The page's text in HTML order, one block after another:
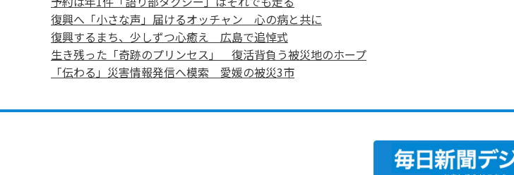
復興へ「小さな声」届けるオッチャン 心の病と共に
復興するまち、少しずつ心癒え 広島で追悼式
生き残った「奇跡のプリンセス」 復活背負う被災地のホープ
「伝わる」災害情報発信へ模索 愛媛の被災3市